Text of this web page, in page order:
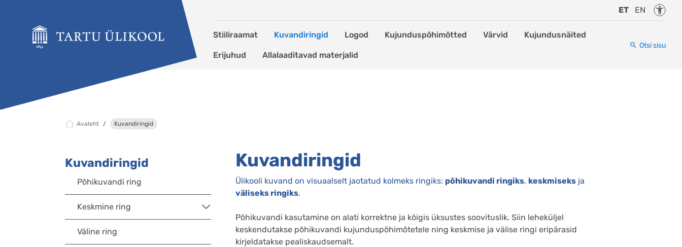
ET EN
Stiiliraamat Kuvandiringid Logod Kujunduspõhimõtted Värvid Kujundusnäited
Erijuhud Allalaaditavad materjalid
Otsi sisu
Avaleht Kuvandiringid
Kuvandiringid
Ülikooli kuvand on visuaalselt jaotatud kolmeks ringiks: põhikuvandi ringiks, keskmiseks ja
väliseks ringiks.
Põhikuvandi kasutamine on alati korrektne ja kõigis üksustes soovituslik. Siin leheküljel
keskendutakse põhikuvandi kujunduspõhimõtetele ning keskmise ja välise ringi eripärasid
kirjeldatakse pealiskaudsemalt.
Kuvandiringid
Põhikuvandi ring
Keskmine ring
Väline ring